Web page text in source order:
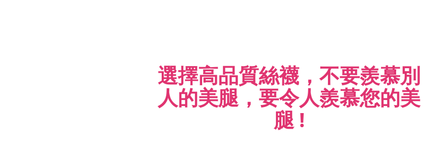
選擇高品質絲襪，不要羨慕別
人的美腿，要令人羨慕您的美
腿 !